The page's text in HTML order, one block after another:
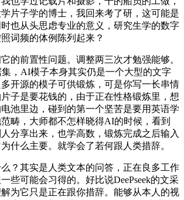
片子学的博士，我回来考了研，这可能是
也从头思虑专业的意义，研究生学的数字
词频的体例陈列起来？
前置性问题。调整两三次才勉强能够。
，AI模子本身其实仍是一个大型的文字
开源的模子可供锻炼，可是你写一长串情
子是要花钱的，由于正在性格锻炼里，想
池里边，碰到的第一个坚苦是要用英语学
畴，大师都不怎样晓得AI的时候，看到
分享出来，也学高数，锻炼完成之后输入
什么主要。就学会了若何跟人类措辞。
其实是人类文本的问答，正在良多工作
些可能会习得的。好比说DeePseek的文采
为它只是正在跟你措辞。能够从本人的视